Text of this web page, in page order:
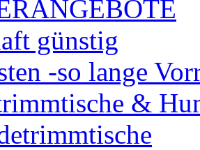
günstig
-so lange
&